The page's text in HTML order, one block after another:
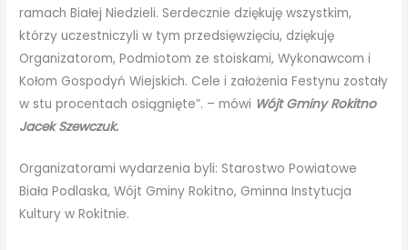
ramach Białej Niedzieli. Serdecznie dziękuję wszystkim,
którzy uczestniczyli w tym przedsięwzięciu, dziękuję
Organizatorom, Podmiotom ze stoiskami, Wykonawcom i
Kołom Gospodyń Wiejskich. Cele i założenia Festynu zostały
w stu procentach osiągnięte”. – mówi Wójt Gminy Rokitno
Jacek Szewczuk.
Organizatorami wydarzenia byli: Starostwo Powiatowe
Biała Podlaska, Wójt Gminy Rokitno, Gminna Instytucja
Kultury w Rokitnie.